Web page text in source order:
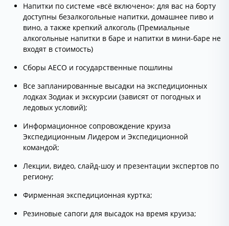
Напитки по системе «всё включено»: для вас на борту
доступны безалкогольные напитки, домашнее пиво и
вино, а также крепкий алкоголь (Премиальные
алкогольные напитки в баре и напитки в мини-баре не
входят в стоимость)
Сборы AECO и государственные пошлины
Все запланированные высадки на экспедиционных
лодках Зодиак и экскурсии (зависят от погодных и
ледовых условий);
Информационное сопровождение круиза
Экспедиционным Лидером и Экспедиционной
командой;
Лекции, видео, слайд-шоу и презентации экспертов по
региону;
Фирменная экспедиционная куртка;
Резиновые сапоги для высадок на время круиза;